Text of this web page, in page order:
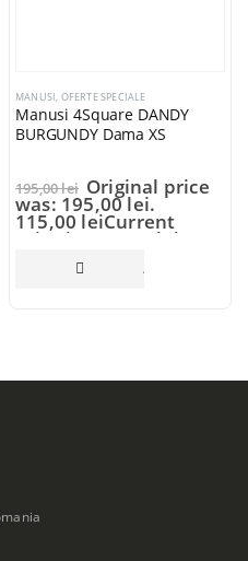
OPȚIUNILE
MANUSI,OFERTE SPECIALE
Manusi 4Square DANDY
BURGUNDY Dama XS
195,00lei Original price
was: 195,00 lei.
115,00leiCurrent
price is: 115,00 lei.
ADAUGĂ ÎN COȘ